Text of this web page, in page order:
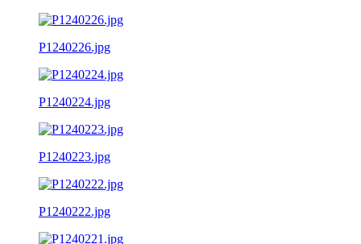
P1240226.jpg
P1240224.jpg
P1240223.jpg
P1240222.jpg